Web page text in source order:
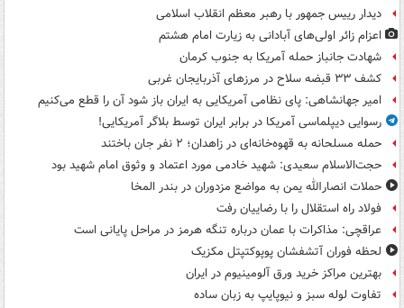
دیدار رییس جمهور با رهبر معظم انقلاب اسلامی
اعزام زائر اولی‌های آبادانی به زیارت امام هشتم
شهادت جانباز حمله آمریکا به جنوب کرمان
کشف ۳۳ قبضه سلاح در مرزهای آذربایجان غربی
امیر جهانشاهی: پای نظامی آمریکایی به ایران باز شود آن را قطع می‌کنیم
رسوایی دیپلماسی آمریکا در برابر ایران توسط بلاگر آمریکایی!
حمله مسلحانه به قهوه‌خانه‌ای در زاهدان؛ ۲ نفر جان باختند
حجت‌الاسلام سعیدی: شهید خادمی مورد اعتماد و وثوق امام شهید بود
حملات انصارالله یمن به مواضع مزدوران در بندر المخا
فولاد راه استقلال را با رضاییان رفت
عراقچی: مذاکرات با عمان درباره تنگه هرمز در مراحل پایانی است
لحظه فوران آتشفشان پوپوکتپتل مکزیک
بهترین مراکز خرید ورق آلومینیوم در ایران
تفاوت لوله سبز و نیوپایپ به زبان ساده